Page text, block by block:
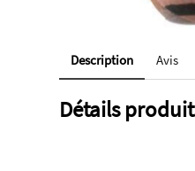
Description Avis
Détails produit